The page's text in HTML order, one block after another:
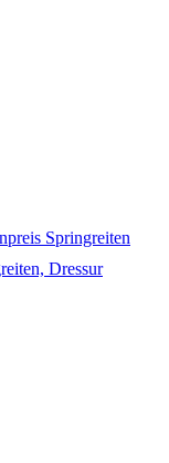
Springreiten
Dressur